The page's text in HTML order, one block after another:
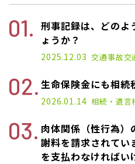
刑事記録は、どのよ
ょうか？
2025.12.03 交通事故交
生命保険金にも相続
2026.01.14 相続・遺言
肉体関係（性行為）
謝料を請求されてい
を支払わなければい